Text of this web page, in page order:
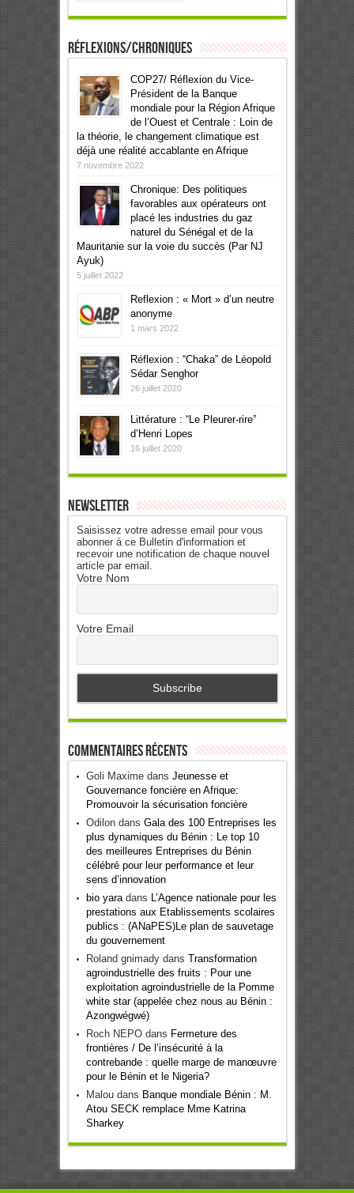
Réflexions/Chroniques
COP27/ Réflexion du Vice-
Président de la Banque
mondiale pour la Région Afrique
de l’Ouest et Centrale : Loin de
la théorie, le changement climatique est
déjà une réalité accablante en Afrique
7 novembre 2022
Chronique: Des politiques
favorables aux opérateurs ont
placé les industries du gaz
naturel du Sénégal et de la
Mauritanie sur la voie du succès (Par NJ
Ayuk)
5 juillet 2022
Reflexion : « Mort » d’un neutre
anonyme
1 mars 2022
Réflexion : “Chaka” de Léopold
Sédar Senghor
26 juillet 2020
Littérature : “Le Pleurer-rire”
d’Henri Lopes
16 juillet 2020
Newsletter
Saisissez votre adresse email pour vous
abonner à ce Bulletin d'information et
recevoir une notification de chaque nouvel
article par email.
Votre Nom
Votre Email
Commentaires récents
Goli Maximedans Jeunesse et
Gouvernance foncière en Afrique:
Promouvoir la sécurisation foncière
Odilondans Gala des 100 Entreprises les
plus dynamiques du Bénin : Le top 10
des meilleures Entreprises du Bénin
célébré pour leur performance et leur
sens d’innovation
bio yaradans L’Agence nationale pour les
prestations aux Etablissements scolaires
publics : (ANaPES)Le plan de sauvetage
du gouvernement
Roland gnimadydans Transformation
agroindustrielle des fruits : Pour une
exploitation agroindustrielle de la Pomme
white star (appelée chez nous au Bénin :
Azongwégwé)
Roch NEPOdans Fermeture des
frontières / De l’insécurité à la
contrebande : quelle marge de manœuvre
pour le Bénin et le Nigeria?
Maloudans Banque mondiale Bénin : M.
Atou SECK remplace Mme Katrina
Sharkey